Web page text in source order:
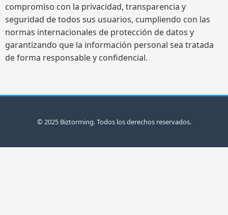
compromiso con la privacidad, transparencia y
seguridad de todos sus usuarios, cumpliendo con las
normas internacionales de protección de datos y
garantizando que la información personal sea tratada
de forma responsable y confidencial.
© 2025 Biztorming. Todos los derechos reservados.